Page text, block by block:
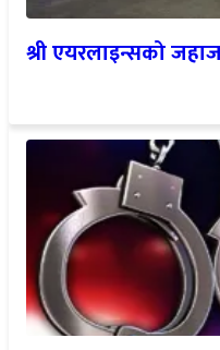
श्री एयरलाइन्सको